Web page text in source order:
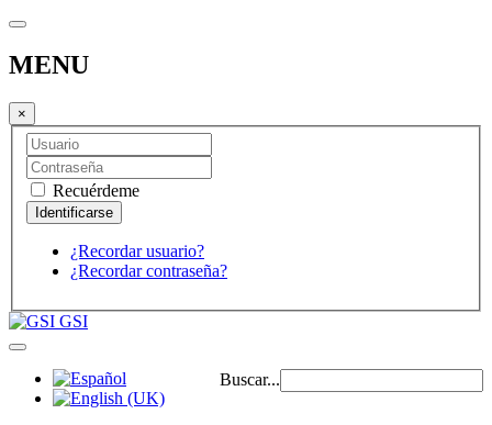
MENU
×
Recuérdeme
¿Recordar usuario?
¿Recordar contraseña?
GSI
Buscar...